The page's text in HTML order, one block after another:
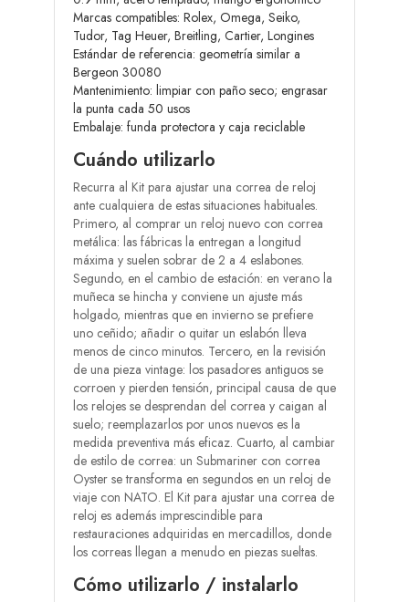
Marcas compatibles: Rolex, Omega, Seiko,
Tudor, Tag Heuer, Breitling, Cartier, Longines
Estándar de referencia: geometría similar a
Bergeon 30080
Mantenimiento: limpiar con paño seco; engrasar
la punta cada 50 usos
Embalaje: funda protectora y caja reciclable
Cuándo utilizarlo
Recurra al Kit para ajustar una correa de reloj
ante cualquiera de estas situaciones habituales.
Primero, al comprar un reloj nuevo con correa
metálica: las fábricas la entregan a longitud
máxima y suelen sobrar de 2 a 4 eslabones.
Segundo, en el cambio de estación: en verano la
muñeca se hincha y conviene un ajuste más
holgado, mientras que en invierno se prefiere
uno ceñido; añadir o quitar un eslabón lleva
menos de cinco minutos. Tercero, en la revisión
de una pieza vintage: los pasadores antiguos se
corroen y pierden tensión, principal causa de que
los relojes se desprendan del correa y caigan al
suelo; reemplazarlos por unos nuevos es la
medida preventiva más eficaz. Cuarto, al cambiar
de estilo de correa: un Submariner con correa
Oyster se transforma en segundos en un reloj de
viaje con NATO. El Kit para ajustar una correa de
reloj es además imprescindible para
restauraciones adquiridas en mercadillos, donde
los correas llegan a menudo en piezas sueltas.
Cómo utilizarlo / instalarlo